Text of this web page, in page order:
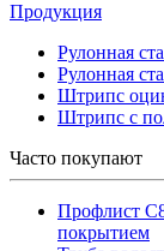
Продукция
Рулонная
Рулонная
Штрипс
Штрипс с
Часто покупают
Профлист
покрытием